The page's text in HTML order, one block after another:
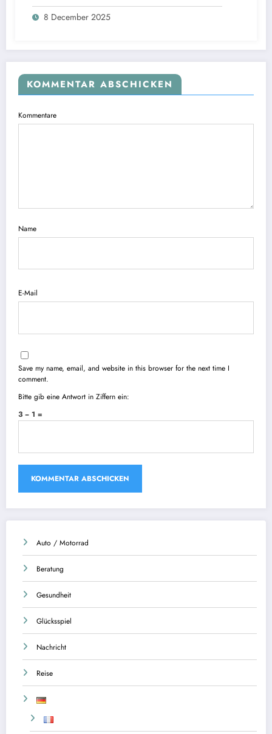
8 December 2025
KOMMENTAR ABSCHICKEN
Kommentare
Name
E-Mail
Save my name, email, and website in this browser for the next time I
comment.
Bitte gib eine Antwort in Ziffern ein:
3 − 1 =
Auto / Motorrad
Beratung
Gesundheit
Glücksspiel
Nachricht
Reise